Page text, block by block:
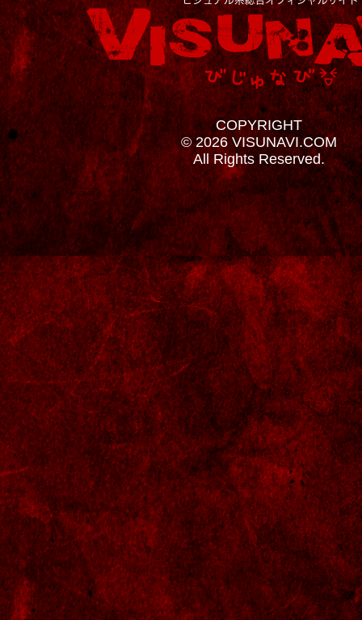
COPYRIGHT
© 2026 VISUNAVI.COM
All Rights Reserved.